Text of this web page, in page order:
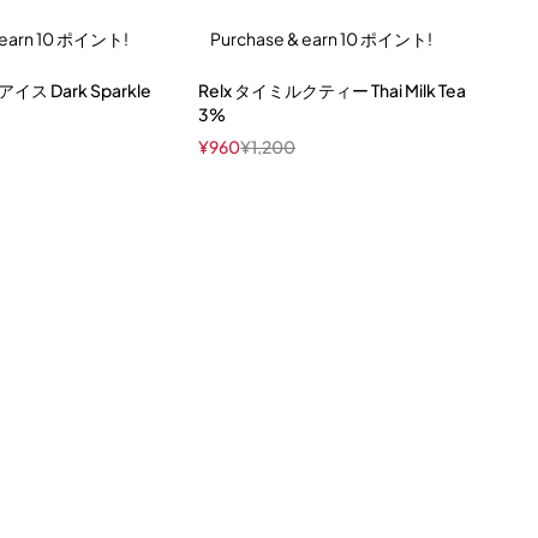
10 ポイント!
イス Dark Sparkle
Purchase & earn 10 ポイント!
Relx タイミルクティー Thai Milk Tea
3%
¥1,200
¥960